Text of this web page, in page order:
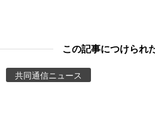
この記事につけられ
共同通信ニュース